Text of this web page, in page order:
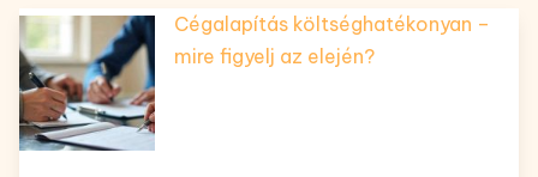
Cégalapítás költséghatékonyan –
mire figyelj az elején?